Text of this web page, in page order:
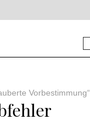
Vorbestimmung“